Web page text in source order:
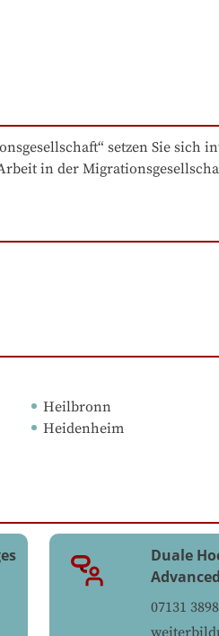
setzen Sie
in der
Heilbronn
Heidenheim
Duale
07131